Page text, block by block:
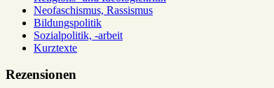
Neofaschismus, Rassismus
Bildungspolitik
Sozialpolitik, -arbeit
Kurztexte
Rezensionen